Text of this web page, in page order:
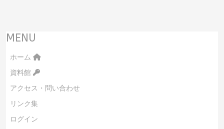
MENU
ホーム
資料館
アクセス・問い合わせ
リンク集
ログイン